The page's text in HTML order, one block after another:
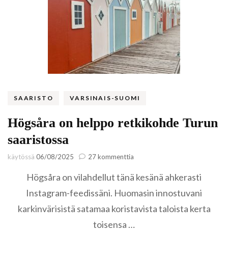
SAARISTO VARSINAIS-SUOMI
Högsåra on helppo retkikohde Turun
saaristossa
käytössä 06/08/2025 27 kommenttia
on
retkikohde
Turun
Högsåra on vilahdellut tänä kesänä ahkerasti
Instagram-feedissäni. Huomasin innostuvani
karkinvärisistä satamaa koristavista taloista kerta
toisensa …